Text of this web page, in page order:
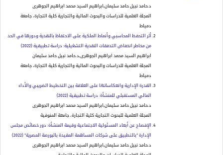
د.حامد نبيل حامد سليمان,ابراهيم السيد محمد ابراهيم الجوهرى
المجلة العلمية للدراسات والبحوث المالية والتجارية كلية التجارة، جامعة
دمياط
أثر التحفظ المحاسبي وأنماط الملكية على الاحتفاظ بالنقدية ودورها في الحد
من مخاطر انخفاض التدفقات النقدية التشغيلية: دراسة تطبيقية (2022)
ابراهيم السيد محمد ابراهيم الجوهرى,د.حامد نبيل حامد سليمان
المجلة العلمية للدراسات والبحوث المالية والتجارية كلية التجارة، جامعة
دمياط
القدرة الإدارية وانعكاساتها على العلاقة بين التخطيط الضريبي والأداء
المالي المستقبلي للمنشأة: دراسة تطبيقية (2022)
د.حامد نبيل حامد سليمان,ابراهيم السيد محمد ابراهيم الجوهرى
المجلة العلمية للبحوث التجارية كلية التجارة، جامعة المنوفية
الإفصاح عن أبعاد المسئولية الاجتماعية وقيمة المنشأة: دور خصائص مجلس
الإدارة "بالتطبيق على شركات المساهمة المقيدة بالبورصة المصرية" (2022)
د.حامد نبيل حامد سليمان,ابراهيم السيد محمد ابراهيم الجوهرى